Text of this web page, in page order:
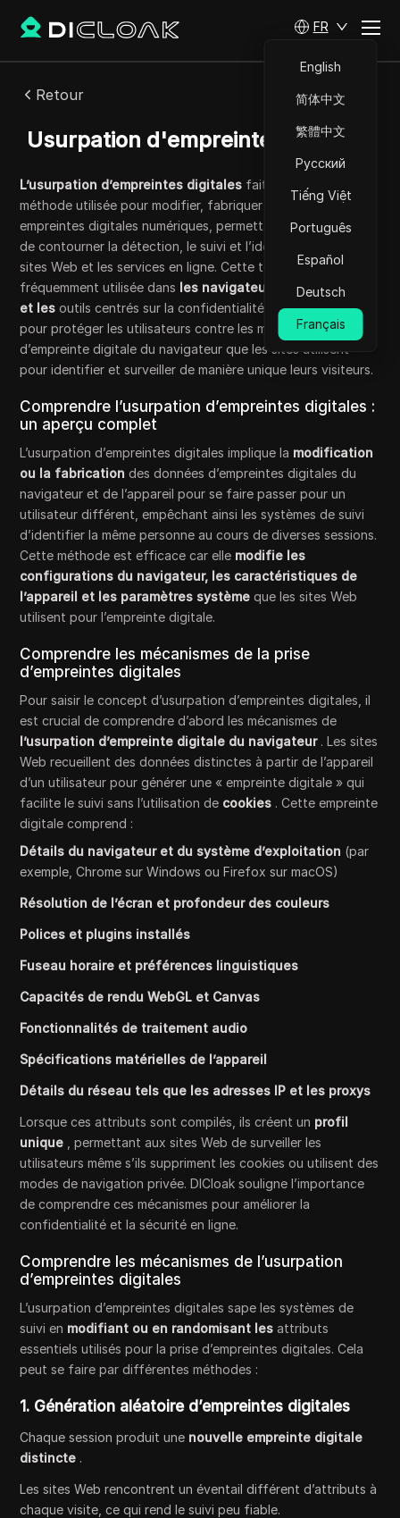
FR
English
简体中文
繁體中文
Русский
Tiếng Việt
Português
Español
Deutsch
Français
Retour
Usurpation d'empreintes digitales
L’usurpation d’empreintes digitales fait référence à une
méthode utilisée pour modifier, fabriquer ou dissimuler des
empreintes digitales numériques, permettant aux utilisateurs
de contourner la détection, le suivi et l’identification par les
sites Web et les services en ligne. Cette technique est
fréquemment utilisée dans les navigateurs anti-détection
et lesoutils centrés sur la confidentialité, tels que DICloak,
pour protéger les utilisateurs contre les méthodes
d’empreinte digitale du navigateur que les sites utilisent
pour identifier et surveiller de manière unique leurs visiteurs.
Comprendre l’usurpation d’empreintes digitales :
un aperçu complet
L’usurpation d’empreintes digitales implique la modification
ou la fabricationdes données d’empreintes digitales du
navigateur et de l’appareil pour se faire passer pour un
utilisateur différent, empêchant ainsi les systèmes de suivi
d’identifier la même personne au cours de diverses sessions.
Cette méthode est efficace car elle modifie les
configurations du navigateur, les caractéristiques de
l’appareil et les paramètres systèmeque les sites Web
utilisent pour l’empreinte digitale.
Comprendre les mécanismes de la prise
d’empreintes digitales
Pour saisir le concept d’usurpation d’empreintes digitales, il
est crucial de comprendre d’abord les mécanismes de
l’usurpation d’empreinte digitale du navigateur . Les sites
Web recueillent des données distinctes à partir de l’appareil
d’un utilisateur pour générer une « empreinte digitale » qui
facilite le suivi sans l’utilisation de cookies . Cette empreinte
digitale comprend :
Détails du navigateur et du système d’exploitation (par
exemple, Chrome sur Windows ou Firefox sur macOS)
Résolution de l’écran et profondeur des couleurs
Polices et plugins installés
Fuseau horaire et préférences linguistiques
Capacités de rendu WebGL et Canvas
Fonctionnalités de traitement audio
Spécifications matérielles de l’appareil
Détails du réseau tels que les adresses IP et les proxys
Lorsque ces attributs sont compilés, ils créent un profil
unique
, permettant aux sites Web de surveiller les
utilisateurs même s’ils suppriment les cookies ou utilisent des
modes de navigation privée. DICloak souligne l’importance
de comprendre ces mécanismes pour améliorer la
confidentialité et la sécurité en ligne.
Comprendre les mécanismes de l’usurpation
d’empreintes digitales
L’usurpation d’empreintes digitales sape les systèmes de
suivi en modifiant ou en randomisant lesattributs
essentiels utilisés pour la prise d’empreintes digitales. Cela
peut se faire par différentes méthodes :
1. Génération aléatoire d’empreintes digitales
Chaque session produit une nouvelle empreinte digitale
distincte .
Les sites Web rencontrent un éventail différent d’attributs à
chaque visite, ce qui rend le suivi peu fiable.